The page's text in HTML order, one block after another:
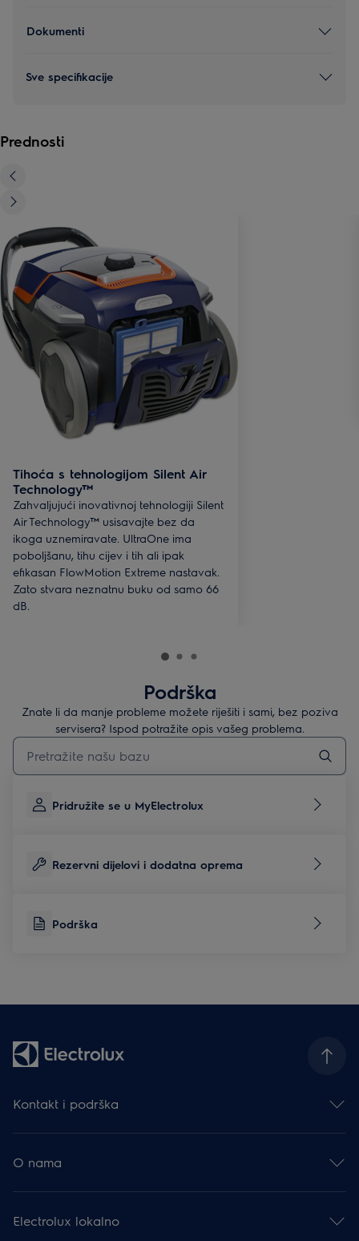
Dokumenti
Sve specifikacije
Prednosti
Tihoća s tehnologijom Silent Air
Technology™
Zahvaljujući inovativnoj tehnologiji Silent
Air Technology™ usisavajte bez da
ikoga uznemiravate. UltraOne ima
poboljšanu, tihu cijev i tih ali ipak
efikasan FlowMotion Extreme nastavak.
Zato stvara neznatnu buku od samo 66
dB.
Podrška
Znate li da manje probleme možete riješiti i sami, bez poziva
servisera? Ispod potražite opis vašeg problema.
Upišite za pretraživanje članaka podrške
Pridružite se u MyElectrolux
Rezervni dijelovi i dodatna oprema
Podrška
Kontakt i podrška
Newsletter
Facebook
Instagram
Podrška
O nama
Karijera
Financijske informacije
Electrolux lokalno